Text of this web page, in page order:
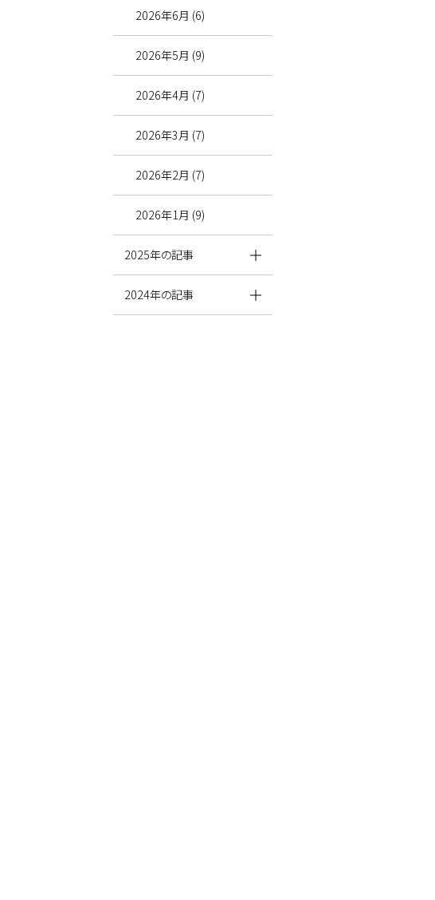
2026年6月 (6)
2026年5月 (9)
2026年4月 (7)
2026年3月 (7)
2026年2月 (7)
2026年1月 (9)
2025年の記事
2024年の記事